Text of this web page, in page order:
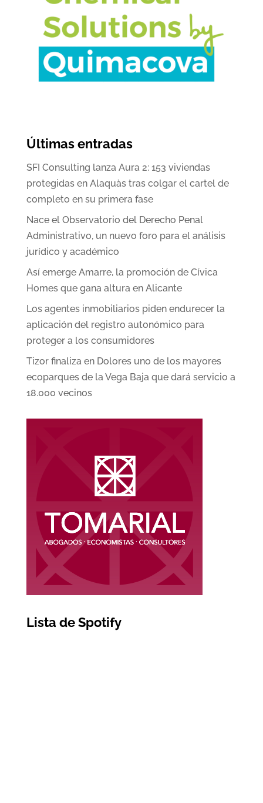
Últimas entradas
SFI Consulting lanza Aura 2: 153 viviendas
protegidas en Alaquàs tras colgar el cartel de
completo en su primera fase
Nace el Observatorio del Derecho Penal
Administrativo, un nuevo foro para el análisis
jurídico y académico
Así emerge Amarre, la promoción de Cívica
Homes que gana altura en Alicante
Los agentes inmobiliarios piden endurecer la
aplicación del registro autonómico para
proteger a los consumidores
Tizor finaliza en Dolores uno de los mayores
ecoparques de la Vega Baja que dará servicio a
18.000 vecinos
Lista de Spotify